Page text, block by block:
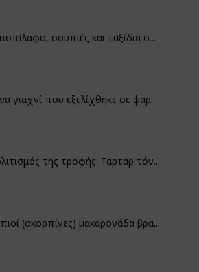
σουπιές και ταξίδια σ...
γιαχνί που εξελίχθηκε σε ψαρ...
της τροφής: Ταρτάρ τόν...
(σκορπίνες) μακαρονάδα βρα...